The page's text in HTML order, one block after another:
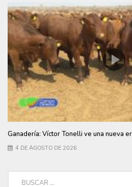
Ganadería: Víctor Tonelli ve una nueva
4 DE AGOSTO DE 2026